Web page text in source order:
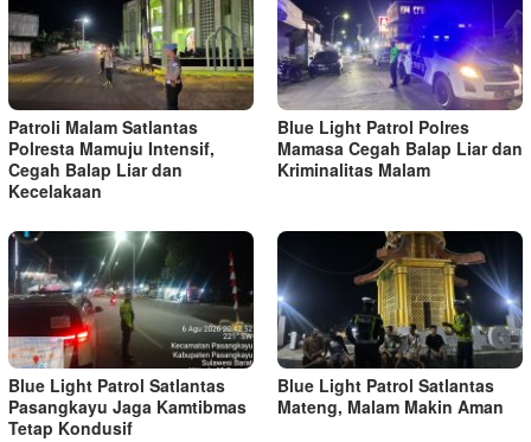
Patroli Malam Satlantas
Polresta Mamuju Intensif,
Cegah Balap Liar dan
Kecelakaan
Blue Light Patrol Polres
Mamasa Cegah Balap Liar dan
Kriminalitas Malam
Blue Light Patrol Satlantas
Pasangkayu Jaga Kamtibmas
Tetap Kondusif
Blue Light Patrol Satlantas
Mateng, Malam Makin Aman